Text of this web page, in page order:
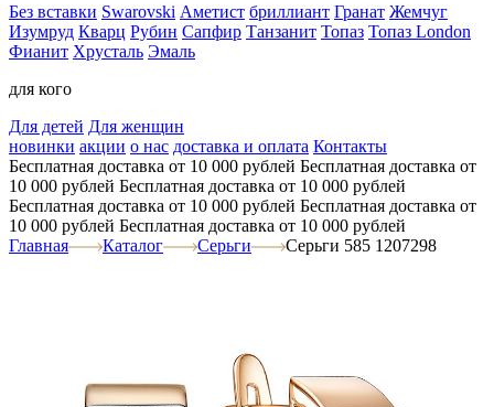
Без вставки Swarovski Аметист бриллиант Гранат Жемчуг
Изумруд Кварц Рубин Сапфир Танзанит Топаз Топаз London
Фианит Хрусталь Эмаль
для кого
Для детей Для женщин
новинки акции о нас доставка и оплата Контакты
Бесплатная доставка от 10 000 рублей Бесплатная доставка от
10 000 рублей Бесплатная доставка от 10 000 рублей
Бесплатная доставка от 10 000 рублей Бесплатная доставка от
10 000 рублей Бесплатная доставка от 10 000 рублей
Главная
Каталог Серьги Серьги 585 1207298